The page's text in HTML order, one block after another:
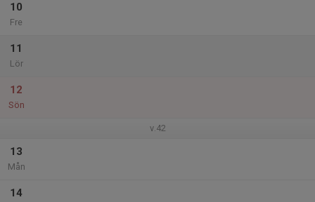
10
Fre
11
Lör
12
Sön
v.42
13
Mån
14